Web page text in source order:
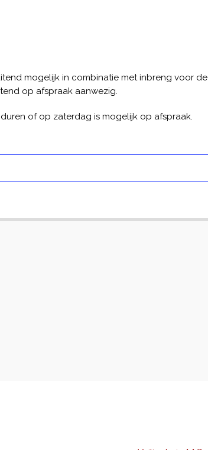
mogelijk in combinatie met inbreng voor de
op afspraak aanwezig.
of op zaterdag is mogelijk op afspraak.